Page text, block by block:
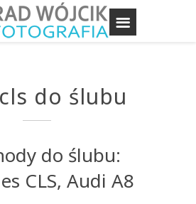
do ślubu
do ślubu:
CLS, Audi A8